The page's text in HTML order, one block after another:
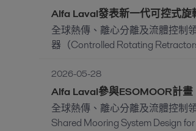
Alfa Laval發表新一代可控式
全球熱傳、離心分離及流體控制
器（Controlled Rotating
2026-05-28
Alfa Laval參與ESOMOOR計
全球熱傳、離心分離及流體控制
Shared Mooring System Design